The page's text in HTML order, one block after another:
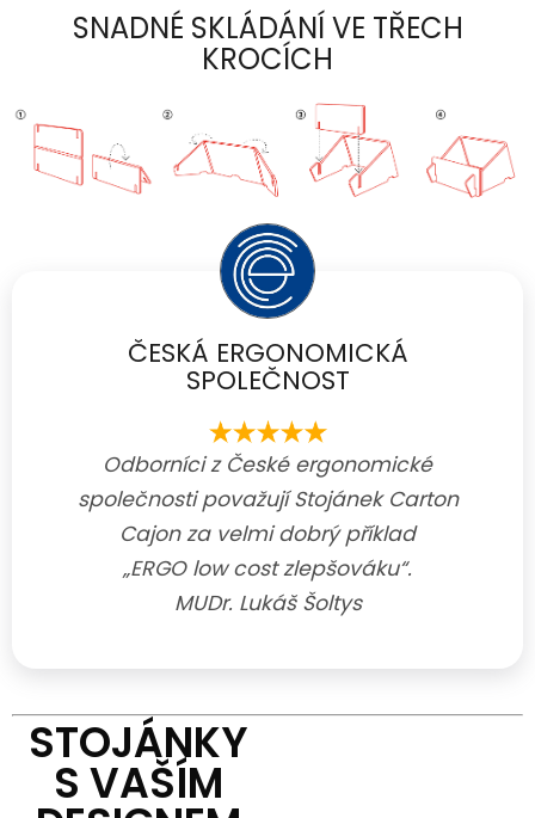
SNADNÉ SKLÁDÁNÍ VE TŘECH
KROCÍCH
ČESKÁ ERGONOMICKÁ
SPOLEČNOST
Odborníci z České ergonomické
společnosti považují Stojánek Carton
Cajon za velmi dobrý příklad
„ERGO low cost zlepšováku“.
MUDr. Lukáš Šoltys
STOJÁNKY
S VAŠÍM